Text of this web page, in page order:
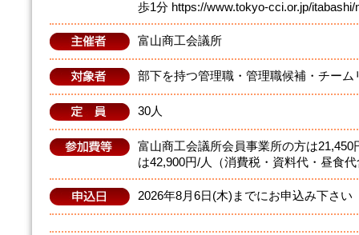
歩1分 https://www.tokyo-cci.or.jp/itabashi/
富山商工会議所
部下を持つ管理職・管理職候補・チーム
30人
富山商工会議所会員事業所の方は
は42,900円/人（消費税・資料代・昼食
2026年8月6日(木)までにお申込み下さい